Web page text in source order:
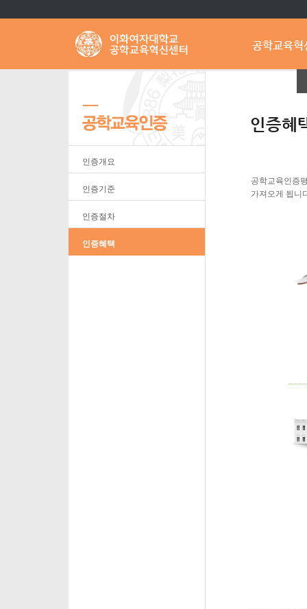
공학교육혁
인증개요
인증기준
인증절차
인증혜택
공학교육인증
가져오게 됩니
인증혜